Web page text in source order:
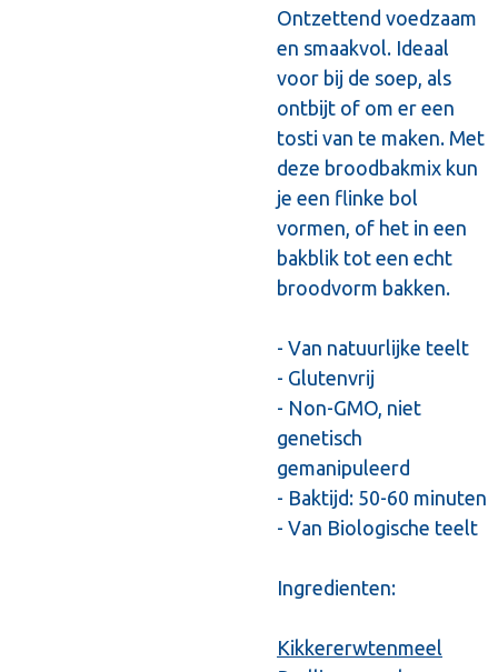
Ontzettend voedzaam
en smaakvol. Ideaal
voor bij de soep, als
ontbijt of om er een
tosti van te maken. Met
deze broodbakmix kun
je een flinke bol
vormen, of het in een
bakblik tot een echt
broodvorm bakken.
- Van natuurlijke teelt
- Glutenvrij
- Non-GMO, niet
genetisch
gemanipuleerd
- Baktijd: 50-60 minuten
- Van Biologische teelt
Ingredienten:
Kikkererwtenmeel